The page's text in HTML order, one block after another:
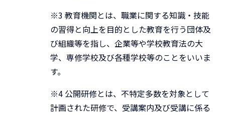
※3 教育機関とは、職業に関する知識・技能
の習得と向上を目的とした教育を行う団体及
び組織等を指し、企業等や学校教育法の大
学、専修学校及び各種学校等のことをいいま
す。
※4 公開研修とは、不特定多数を対象として
計画された研修で、受講案内及び受講に係る